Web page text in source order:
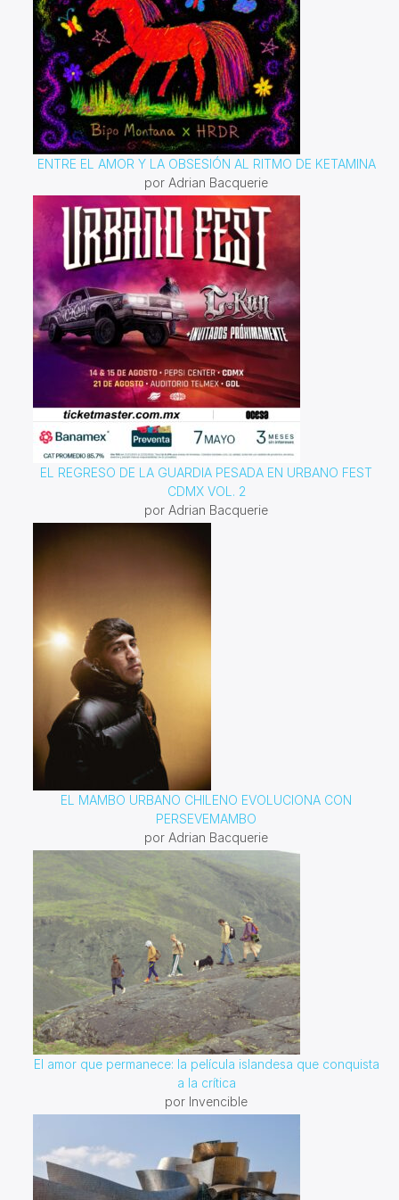
ENTRE EL AMOR Y LA OBSESIÓN AL RITMO DE KETAMINA
por Adrian Bacquerie
EL REGRESO DE LA GUARDIA PESADA EN URBANO FEST
CDMX VOL. 2
por Adrian Bacquerie
EL MAMBO URBANO CHILENO EVOLUCIONA CON
PERSEVEMAMBO
por Adrian Bacquerie
El amor que permanece: la película islandesa que conquista
a la crítica
por Invencible